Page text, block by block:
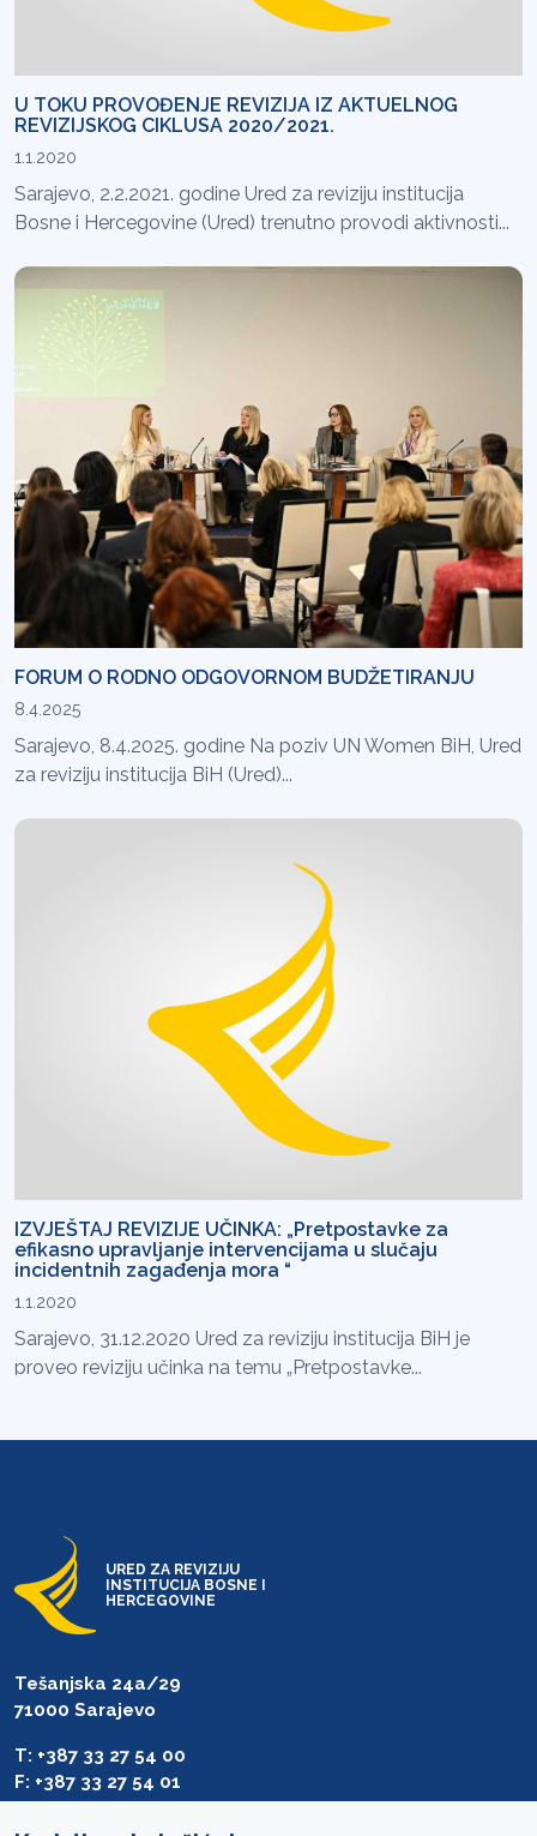
U TOKU PROVOĐENJE REVIZIJA IZ AKTUELNOG
REVIZIJSKOG CIKLUSA 2020/2021.
1.1.2020
Sarajevo, 2.2.2021. godine Ured za reviziju institucija
Bosne i Hercegovine (Ured) trenutno provodi aktivnosti...
FORUM O RODNO ODGOVORNOM BUDŽETIRANJU
8.4.2025
Sarajevo, 8.4.2025. godine Na poziv UN Women BiH, Ured
za reviziju institucija BiH (Ured)...
IZVJEŠTAJ REVIZIJE UČINKA: „Pretpostavke za
efikasno upravljanje intervencijama u slučaju
incidentnih zagađenja mora “
1.1.2020
Sarajevo, 31.12.2020 Ured za reviziju institucija BiH je
proveo reviziju učinka na temu „Pretpostavke...
URED ZA REVIZIJU
INSTITUCIJA BOSNE I
HERCEGOVINE
Tešanjska 24a/29
71000 Sarajevo
T: +387 33 27 54 00
F: +387 33 27 54 01